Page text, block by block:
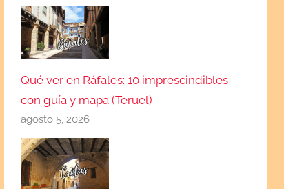
Qué ver en Ráfales: 10 imprescindibles
con guía y mapa (Teruel)
agosto 5, 2026